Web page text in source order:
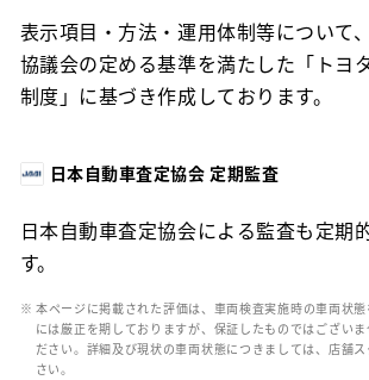
表示項目・方法・運用体制等について
協議会の定める基準を満たした「トヨ
制度」に基づき作成しております。
日本自動車査定協会 定期監査
日本自動車査定協会による監査も定期
す。
※ 本ページに掲載された評価は、車両検査実施時の車両状
には厳正を期しておりますが、保証したものではござい
ださい。詳細及び現状の車両状態につきましては、店舗
さい。